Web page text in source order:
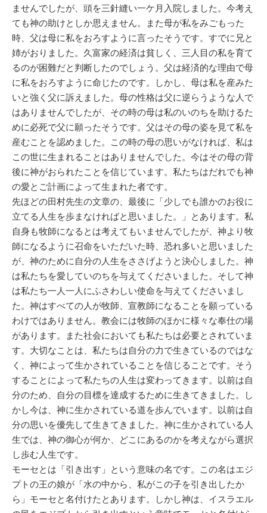
ませんでしたが、頭を三針縫い一ケ月入院しました。今考え
ても神の助けとしか思えません。また母が私をみごもった
時、父は母に私をおろすように言ったそうです。すでに兄と
姉がおりました。久富家の経済は貧しく、三人目の私を育て
るのが困難だと判断したのでしょう。父は経済的な理由で母
に私をおろすように命じたのです。しかし、母は私を産みた
いと強く父に訴えました。母の性格は父に逆らうような人で
はありませんでしたが、その時の母は私のいのちを助けるた
めに必死で父に願ったそうです。父はその母の姿を見て私を
産むことを認めました。この時の母の思いがなければ、私は
この世に生まれることはありませんでした。今はその母の背
後に神がおられたことを信じています。私たちはだれでも神
の愛とご計画によって生まれた者です。
先ほどの田村先生の文章の、最後に「少しでも誰かのお役に
立てる人生を歩まなければと思いました。」とあります。私
自身も牧師になるとは考えてもいませんでしたが、神より牧
師になるように召命をいただいた時、恐れ多いと思いました
が、神のために自分の人生をささげようと決心しました。神
は私たちを愛していのちを与えてくださいました。そして神
は私たち一人一人にふさわしい使命を与えてくださいまし
た。神はすべての人が牧師、宣教師になることを願っている
わけではありません。教会には牧師のほかに様々な奉仕の場
があります。また社会においても私たちは必要とされていま
す。大切なことは、私たちは自分の力で生きているのではな
く、神によって生かされていることを信じることです。そう
することによって私たちの人生は変わってきます。以前は自
分のため、自分の目標を達成するために生きてきました。し
かし今は、神に生かされている道を歩んでいます。以前は自
分の思いを優先して生きてきました。神に生かされている人
生では、神の御心が何か、どこにあるのかを考えながら選択
し歩む人生です。
モーセとは「引き出す」という意味の名です。この名はエジ
プトの王の娘が「水の中から、私がこの子を引き出したか
ら」モーセと名付けたとあります。しかし神は、イスラエル